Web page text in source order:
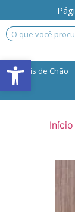
Varais de Chão
Início
Open toolbar